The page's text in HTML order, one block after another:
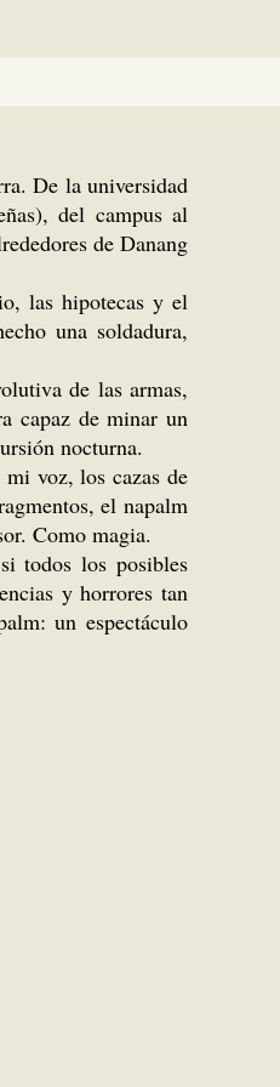
De la universidad
del campus al
de Danang
las hipotecas y el
una soldadura,
de las armas,
capaz de minar un
nocturna.
voz, los cazas de
el napalm
Como magia.
todos los posibles
y horrores tan
un espectáculo